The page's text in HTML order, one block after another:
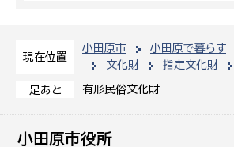
現在位置
小田原市 小田原で暮らす
文化財
指定文化財
足あと 有形民俗文化財
小田原市役所